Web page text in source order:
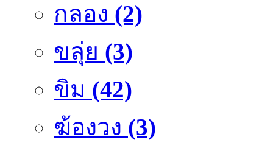
กลอง (2)
ขลุ่ย (3)
ขิม (42)
ฆ้องวง (3)